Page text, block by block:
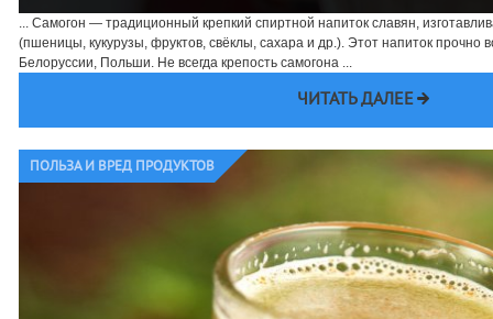
... Самогон — традиционный крепкий спиртной напиток славян,
(пшеницы, кукурузы, фруктов, свёклы, сахара и др.). Этот напиток прочно
Белоруссии, Польши. Не всегда крепость самогона ...
ЧИТАТЬ ДАЛЕЕ
ПОЛЬЗА И ВРЕД ПРОДУКТОВ